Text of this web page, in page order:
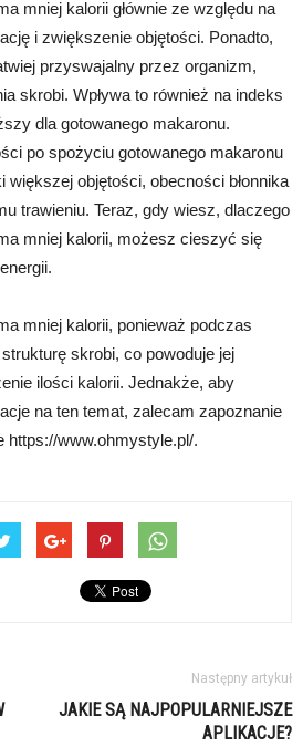
mniej kalorii głównie ze względu na
i zwiększenie objętości. Ponadto,
przyswajalny przez organizm,
skrobi. Wpływa to również na indeks
dla gotowanego makaronu.
po spożyciu gotowanego makaronu
objętości, obecności błonnika
trawieniu. Teraz, gdy wiesz, dlaczego
mniej kalorii, możesz cieszyć się
mniej kalorii, ponieważ podczas
skrobi, co powoduje jej
ilości kalorii. Jednakże, aby
na ten temat, zalecam zapoznanie
https://www.ohmystyle.pl/.
Następny artykuł
JAKIE SĄ NAJPOPULARNIEJSZE
APLIKACJE?